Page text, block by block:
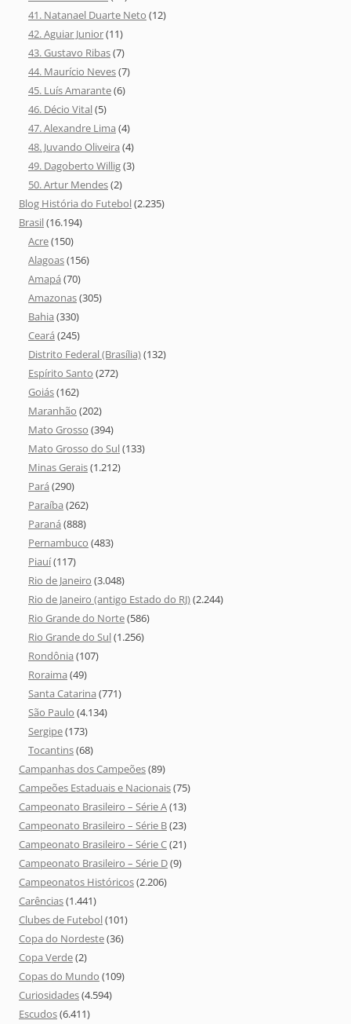
41. Natanael Duarte Neto (12)
42. Aguiar Junior(11)
43. Gustavo Ribas(7)
44. Maurício Neves(7)
45. Luís Amarante(6)
46. Décio Vital(5)
47. Alexandre Lima (4)
48. Juvando Oliveira (4)
49. Dagoberto Willig(3)
50. Artur Mendes(2)
Blog História do Futebol(2.235)
Brasil(16.194)
Acre(150)
Alagoas(156)
Amapá (70)
Amazonas(305)
Bahia (330)
Ceará (245)
Distrito Federal (Brasília)(132)
Espírito Santo (272)
Goiás(162)
Maranhão (202)
Mato Grosso (394)
Mato Grosso do Sul(133)
Minas Gerais(1.212)
Pará (290)
Paraíba (262)
Paraná (888)
Pernambuco (483)
Piauí(117)
Rio de Janeiro (3.048)
Rio de Janeiro (antigo Estado do RJ)(2.244)
Rio Grande do Norte(586)
Rio Grande do Sul(1.256)
Rondônia (107)
Roraima (49)
Santa Catarina (771)
São Paulo (4.134)
Sergipe(173)
Tocantins(68)
Campanhas dos Campeões(89)
Campeões Estaduais e Nacionais(75)
Campeonato Brasileiro – Série A(13)
Campeonato Brasileiro – Série B(23)
Campeonato Brasileiro – Série C(21)
Campeonato Brasileiro – Série D(9)
Campeonatos Históricos(2.206)
Carências(1.441)
Clubes de Futebol(101)
Copa do Nordeste(36)
Copa Verde(2)
Copas do Mundo (109)
Curiosidades(4.594)
Escudos(6.411)